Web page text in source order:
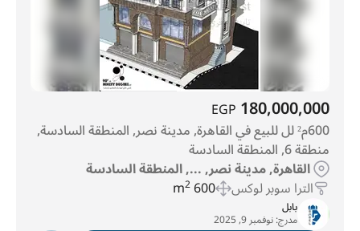
180,000,000
EGP
600م² لل للبيع في القاهرة, مدينة نصر, المنطقة السادسة,
منطقة 6, المنطقة السادسة
القاهرة, مدينة نصر, ..., المنطقة السادسة
الترا سوبر لوكس 600 m
2
بابل
مدرج:نوفمبر 9, 2025